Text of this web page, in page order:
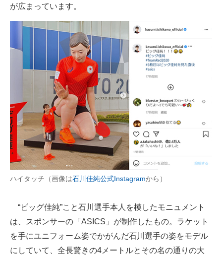
進化するPCとデバイスの未来
好きが集まる 比べて選べる
ビジネスと働き方のヒント
AI活用のいまが分かる
企業ITのトレンドを詳説
経営リーダーのコミュニティ
マーケ×ITの今がよく分かる
ITエンジニア向け専門サイト
企業向けIT製品の総合サイト
IT製品の技術・比較・事例
製造業のIT導入・活用を支援
モノづくり技術者専門サイト
が広まっています。
ハイタッチ（画像は石川佳純公式Instagramから）
“ビッグ佳純”こと石川選手本人を模したモニュメント
は、スポンサーの「ASICS」が制作したもの。ラケット
を手にユニフォーム姿でかがんだ石川選手の姿をモデル
にしていて、全長驚きの4メートルとその名の通りの大